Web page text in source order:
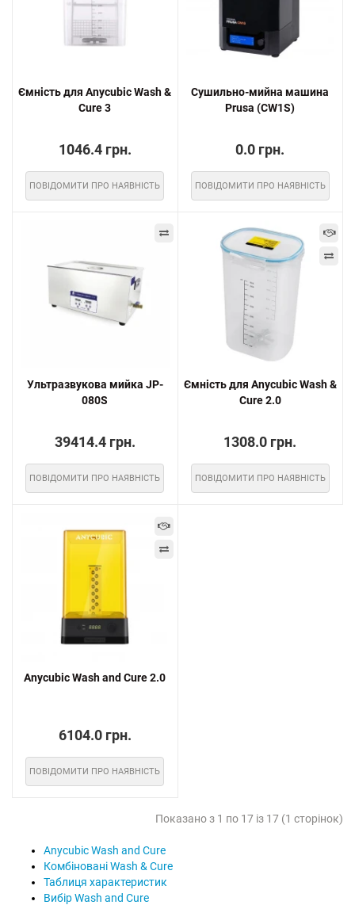
Ємність для Anycubic Wash &
Cure 3
1046.4 грн.
ПОВІДОМИТИ ПРО НАЯВНІСТЬ
Сушильно-мийна машина
Prusa (CW1S)
0.0 грн.
ПОВІДОМИТИ ПРО НАЯВНІСТЬ
Ультразвукова мийка JP-
080S
39414.4 грн.
ПОВІДОМИТИ ПРО НАЯВНІСТЬ
Ємність для Anycubic Wash &
Cure 2.0
1308.0 грн.
ПОВІДОМИТИ ПРО НАЯВНІСТЬ
Anycubic Wash and Cure 2.0
6104.0 грн.
ПОВІДОМИТИ ПРО НАЯВНІСТЬ
Показано з 1 по 17 із 17 (1 сторінок)
Anycubic Wash and Cure
Комбіновані Wash & Cure
Таблиця характеристик
Вибір Wash and Cure